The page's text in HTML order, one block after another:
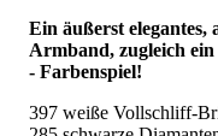
Ein äußerst
Armband, zugleich
- Farbenspiel!
397 weiße Vollschliff-